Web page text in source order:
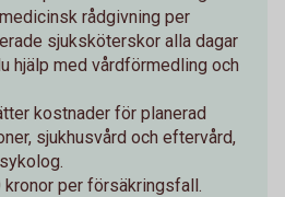
rådgivning per
sjuksköterskor alla dagar
hjälp med vårdförmedling och
kostnader för planerad
sjukhusvård och eftervård,
kronor per försäkringsfall.